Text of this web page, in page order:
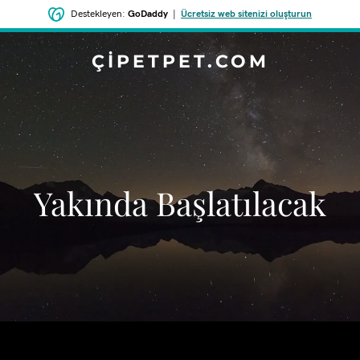
Destekleyen: GoDaddy Ücretsiz web sitenizi oluşturun
ÇIPETPET.COM
‌Yakında Başlatılacak